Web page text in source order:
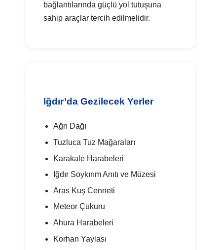
bağlantılarında güçlü yol tutuşuna
sahip araçlar tercih edilmelidir.
Iğdır’da Gezilecek Yerler
Ağrı Dağı
Tuzluca Tuz Mağaraları
Karakale Harabeleri
Iğdır Soykırım Anıtı ve Müzesi
Aras Kuş Cenneti
Meteor Çukuru
Ahura Harabeleri
Korhan Yaylası